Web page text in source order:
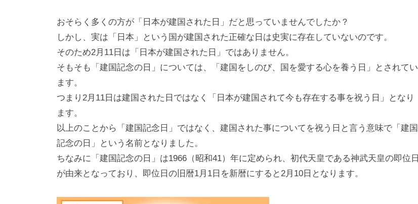
おそらく多くの方が「日本が建国された日」だと思っていませんでしたか？
しかし、実は「日本」という国が建国された正確な日は史実に存在していないのです。
そのため2月11日は「日本が建国された日」ではありません。
そもそも「建国記念の日」については、「建国をしのび、国を愛する心を養う日」とされてい
ます。
つまり2月11日は建国された日ではなく「日本が建国されて今も存在する事を祝う日」となり
ます。
以上のことから「建国記念日」ではなく、建国された事についてを祝う日と言う意味で「建国
記念の日」という名前となりました。
ちなみに「建国記念の日」は1966（昭和41）年に定められ、初代天皇である神武天皇の即位日
が由来となっており、即位日の旧暦1月1日を新暦にすると2月10日となります。